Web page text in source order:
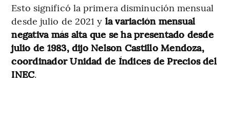
Esto significó la primera disminución mensual
desde julio de 2021 y la variación mensual
negativa más alta que se ha presentado desde
julio de 1983, dijo Nelson Castillo Mendoza,
coordinador Unidad de Índices de Precios del
INEC.